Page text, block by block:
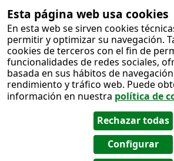
Esta página web usa cookies
En esta web se sirven cookies
permitir y optimizar su navegación.
cookies de terceros con el fin de
funcionalidades de redes sociales,
basada en sus hábitos de
rendimiento y tráfico web. Puede
información en nuestra política de